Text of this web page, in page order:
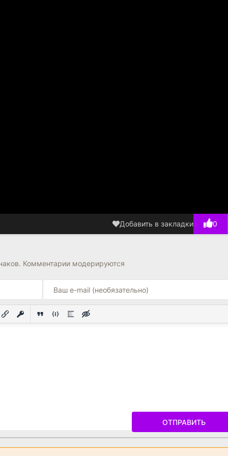
Добавить в закладки 0
Комментарии модерируются
ОТПРАВИТЬ